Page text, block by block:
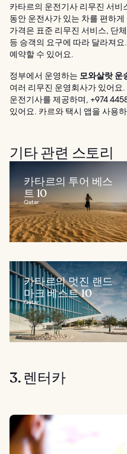
카타르의 운전기사 리무진 서
동안 운전사가 있는 차를 편하
가격은 표준 리무진 서비스, 단
등 승객의 요구에 따라 달라져
예약할 수 있어요.
정부에서 운영하는 모와살랏 운
여러 리무진 운영회사가 있어요
운전기사를 제공하며, +974
있어요. 카르와 택시 앱을 사용
기타 관련 스토리
카타르의 투어 베스
트 10
Qatar
카타르의 멋진 랜드
마크 베스트 10
Qatar
3. 렌터카